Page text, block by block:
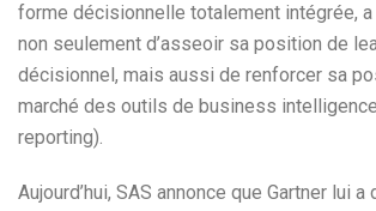
forme décisionnelle totalement intégrée, a
non seulement d’asseoir sa position de
décisionnel, mais aussi de renforcer sa
marché des outils de business
reporting).
Aujourd’hui, SAS annonce que Gartner lui a